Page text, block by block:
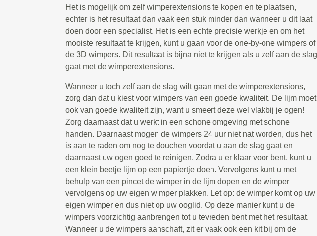
Het is mogelijk om zelf wimperextensions te kopen en te plaatsen,
echter is het resultaat dan vaak een stuk minder dan wanneer u dit laat
doen door een specialist. Het is een echte precisie werkje en om het
mooiste resultaat te krijgen, kunt u gaan voor de one-by-one wimpers of
de 3D wimpers. Dit resultaat is bijna niet te krijgen als u zelf aan de slag
gaat met de wimperextensions.
Wanneer u toch zelf aan de slag wilt gaan met de wimperextensions,
zorg dan dat u kiest voor wimpers van een goede kwaliteit. De lijm moet
ook van goede kwaliteit zijn, want u smeert deze wel vlakbij je ogen!
Zorg daarnaast dat u werkt in een schone omgeving met schone
handen. Daarnaast mogen de wimpers 24 uur niet nat worden, dus het
is aan te raden om nog te douchen voordat u aan de slag gaat en
daarnaast uw ogen goed te reinigen. Zodra u er klaar voor bent, kunt u
een klein beetje lijm op een papiertje doen. Vervolgens kunt u met
behulp van een pincet de wimper in de lijm dopen en de wimper
vervolgens op uw eigen wimper plakken. Let op: de wimper komt op uw
eigen wimper en dus niet op uw ooglid. Op deze manier kunt u de
wimpers voorzichtig aanbrengen tot u tevreden bent met het resultaat.
Wanneer u de wimpers aanschaft, zit er vaak ook een kit bij om de